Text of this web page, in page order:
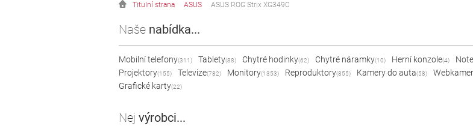
Titulní strana ASUS ASUS ROG Strix XG349C
Naše nabídka...
Mobilní telefony(311) Tablety(88) Chytré hodinky(62) Chytré náramky(10) Herní konzole(4)
Projektory(155) Televize(782) Monitory(1353) Reproduktory(855) Kamery do auta(58)
Grafické karty(22)
Nej výrobci...